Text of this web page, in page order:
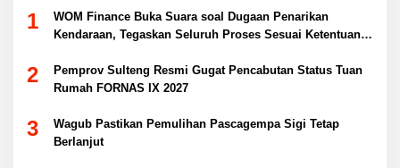
1
WOM Finance Buka Suara soal Dugaan Penarikan
Kendaraan, Tegaskan Seluruh Proses Sesuai Ketentuan
2
Pemprov Sulteng Resmi Gugat Pencabutan Status Tuan
Rumah FORNAS IX 2027
3
Wagub Pastikan Pemulihan Pascagempa Sigi Tetap
Berlanjut